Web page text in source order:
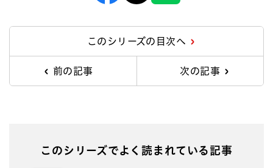
このシリーズの目次へ
前の記事 次の記事
このシリーズでよく読まれている記事